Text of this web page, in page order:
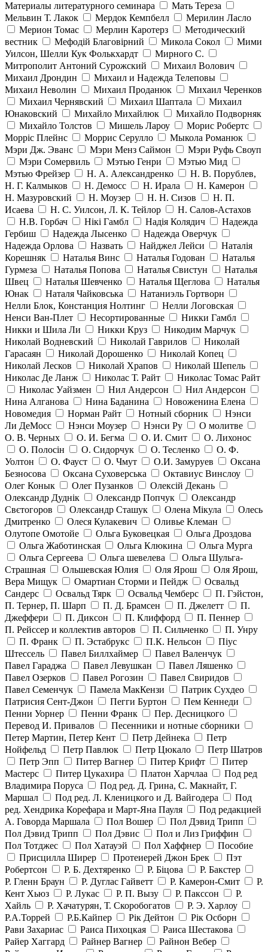
Материалы литературного семинара
Мать Тереза
Мельвин Т. Лакок
Мердок Кемпбелл
Мерилин Ласло
Мерион Томас
Мерлин Каротерз
Методический
вестник
Мефодій Благовірний Микола Сокол
Мими
Уилсон, Шелли Кук Фолькхардт
Мирного С.
Митрополит Антоний Сурожский
Михаил Волович
Михаил Дрондин
Михаил и Надежда Телеповы
Михаил Неволин
Михаил Проданюк
Михаил Черенков
Михаил Чернявский
Михаил Шаптала
Михаил
Юнаковский
Михайло Михайлюк
Михайло Подворняк
Михайло Толстов
Мишель Лароу
Морис Робертс
Морріс Плейнс
Моррис Серулло
Мыкола Романюк
Мэри Дж. Эванс
Мэри Менз Саймон
Мэри Руфь Своуп
Мэри Сомервиль
Мэтью Генри
Мэтью Мид
Мэтью Фрейзер
Н. А. Александренко
Н. В. Порублев,
Н. Г. Калмыков
Н. Демосс Н. Ирала
Н. Камерон
Н. Мазуровский
Н. Моузер Н. Н. Сизов
Н. П.
Исаева
Н. С. Уилсон, Л. К. Тейлор
Н. Салов-Астахов
Н.В. Горбач
Нікі Гамбл Надія Колядич
Надежда
Гербиш
Надежда Лысенко
Надежда Оверчук
Надежда Орлова
Назвать Найджел Лейси
Наталія
Корешняк
Наталья Винс Наталья Годован
Наталья
Гурмеза
Наталья Попова Наталья Свистун
Наталья
Швец
Наталья Шевченко Наталья Щеглова
Наталья
Юнак
Наталя Чайковська
Натаниэль Гортворн
Нелли Блок, Констанция Нолтинг
Нелли Логовская
Ненси Ван-Плет
Несортированные
Никки Гамбл
Никки и Шила Ли
Никки Круз
Никодим Марчук
Николай Водневский
Николай Гаврилов
Николай
Гарасаян
Николай Дорошенко
Николай Копец
Николай Лесков
Николай Храпов
Николай Шепель
Николас Де Ланж
Николас Т. Райт
Николас Томас Райт
Николас Уайзмен
Нил Андерсон
Нил Андерсон
Нина Алганова
Нина Баданина
Новоженина Елена
Новомедия
Норман Райт Нотный сборник
Нэнси
Ли ДеМосс
Нэнси Моузер Нэнси Ру
О молитве
О. В. Черных
О. И. Бегма О. И. Смит
О. Лихонос
О. Полосін
О. Сидорчук О. Тесленко
О. Ф.
Уолтон
О. Фауст О. Чмут О.И. Замуруев
Оксана
Безносова
Оксана Суховерська
Октавиус Винслоу
Олег Конык
Олег Пузанков
Олексій Декань
Олександр Дуднік
Олександр Попчук
Олександр
Свєтогоров
Олександр Сташук Олена Мікула
Олесь
Дмитренко
Олеся Кулакевич
Оливье Клеман
Олутопе Омотойе
Ольга Буковецкая
Ольга Дроздова
Ольга Жаботинская
Ольга Клюкина
Ольга Мурга
Ольга Сергеева
Ольга шевелева
Ольга Шульга-
Страшная
Ольшевская Юлия Оля Ярош
Оля Ярош,
Вера Мищук
Омартиан Сторми и Пейдж
Освальд
Сандерс
Освальд Тярк Освальд Чемберс
П. Гэйстон,
П. Тернер, П. Шарп
П. Д. Брамсен П. Джелетт
П.
Джеффери
П. Диксон П. Клиффорд
П. Пеннер
П. Рейссер и коллектив авторов
П. Сильченко
П. Унру
П. Франк
П. Эстабрукс П.К. Нельсон
Піус
Штессель
Павел Биллхаймер
Павел Валенчук
Павел Гараджа
Павел Левушкан
Павел Ляшенко
Павел Озерков
Павел Рогозин
Павел Свиридов
Павел Семенчук
Памела МакКензи
Патрик Сухдео
Патрисия Сент-Джон
Пегги Буртон
Пем Кеннеди
Пенни Уорнер
Пенни Франк
Пер. Десницкого
Перевод И. Привалов
Песенники и нотные сборники
Петер Мартин, Петер Кент
Петр Дейнека
Петр
Нойфельд
Петр Павлюк Петр Цюкало
Петр Шатров
Петр Эпп
Питер Вагнер Питер Крифт
Питер
Мастерс
Питер Цукахира Платон Харчлаа
Под ред
Владимира Поруса
Под ред. Д. Грина, С. Макнайт, Г.
Маршал
Под ред. Л. Кленицкого и Д. Вайгодера
Под
ред. Хендрика Корефара и Март-Яна Пауля
Под редакцией
А. Говорда Маршала
Пол Вошер
Пол Дэвид Трипп
Пол Дэвид Трипп
Пол Дэвис
Пол и Лиз Гриффин
Пол Тотджес
Пол Хатауэй Пол Хаффнер
Пособие
Присцилла Ширер
Протеиерей Джон Брек
Пэт
Робертсон
Р. Б. Дехтяренко Р. Біцова
Р. Бакстер
Р. Гленн Браун
Р. Дуглас Гайветт Р. Камерон-Смит
Р.
Кент Хьюз
Р. Лукас Р. П. Вызу Р. Пакссон
Р.
Хайль
Р. Хачатурян, Т. Скоробогатов
Р. Э. Харлоу
Р.А.Торрей
Р.Б.Кайпер Рік Дейтон
Рік Осборн
Рави Захариас
Раиса Пихоцкая
Раиса Шестакова
Райер Хаггард
Райнер Вагнер
Райнон Вебер